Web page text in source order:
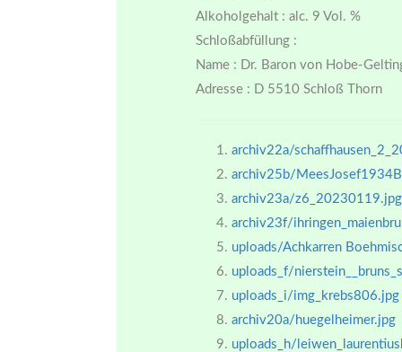
Alkoholgehalt : alc. 9 Vol. %
Schloßabfüllung :
Name : Dr. Baron von Hobe-
Adresse : D 5510 Schloß Thorn
archiv22a/
archiv25b/
archiv23a/z6_20230119.jpg
archiv23f/
uploads/Achkarren
uploads_f/
uploads_i/img_krebs806.jpg
archiv20a/huegelheimer.jpg
uploads_h/